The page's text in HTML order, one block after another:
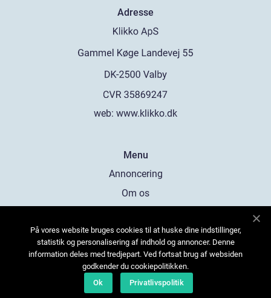
Adresse
web: www.klikko.dk
Menu
Annoncering
Om os
Kontakt os
Sitemap
På vores website bruges cookies til at huske dine indstillinger,
statistik og personalisering af indhold og annoncer. Denne
information deles med tredjepart. Ved fortsat brug af websiden
godkender du cookiepolitikken.
Ok
Privatlivspolitik